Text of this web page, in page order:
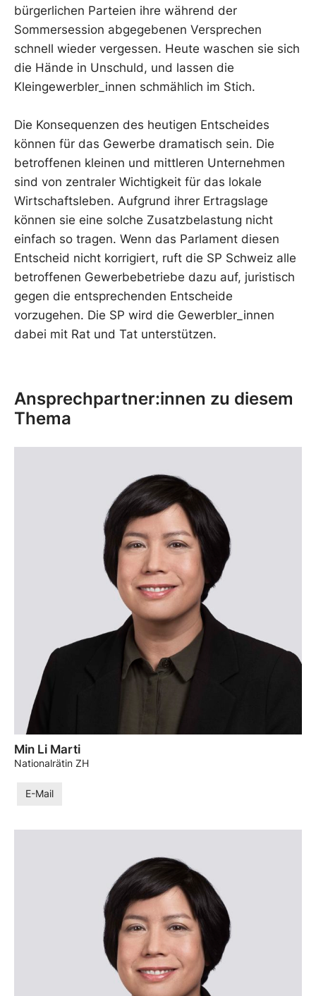
bürgerlichen Parteien ihre während der
Sommersession abgegebenen Versprechen
schnell wieder vergessen. Heute waschen sie sich
die Hände in Unschuld, und lassen die
Kleingewerbler_innen schmählich im Stich.
Die Konsequenzen des heutigen Entscheides
können für das Gewerbe dramatisch sein. Die
betroffenen kleinen und mittleren Unternehmen
sind von zentraler Wichtigkeit für das lokale
Wirtschaftsleben. Aufgrund ihrer Ertragslage
können sie eine solche Zusatzbelastung nicht
einfach so tragen. Wenn das Parlament diesen
Entscheid nicht korrigiert, ruft die SP Schweiz alle
betroffenen Gewerbebetriebe dazu auf, juristisch
gegen die entsprechenden Entscheide
vorzugehen. Die SP wird die Gewerbler_innen
dabei mit Rat und Tat unterstützen.
Ansprechpartner:innen zu diesem
Thema
Min Li Marti
Nationalrätin ZH
E-Mail